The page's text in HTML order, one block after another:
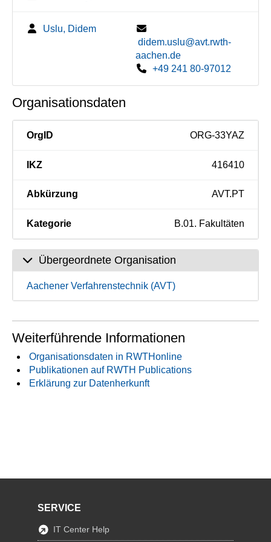
Uslu, Didem
didem.uslu@avt.rwth-
aachen.de
+49 241 80-97012
Organisationsdaten
OrgID ORG-33YAZ
IKZ 416410
Abkürzung AVT.PT
Kategorie B.01. Fakultäten
Übergeordnete Organisation
Aachener Verfahrenstechnik (AVT)
Weiterführende Informationen
Organisationsdaten in RWTHonline
Publikationen auf RWTH Publications
Erklärung zur Datenherkunft
SERVICE
IT Center Help